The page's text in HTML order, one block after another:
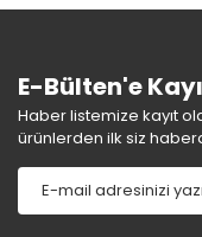
E-Bülten'e
Haber listemize kayıt
ürünlerden ilk siz